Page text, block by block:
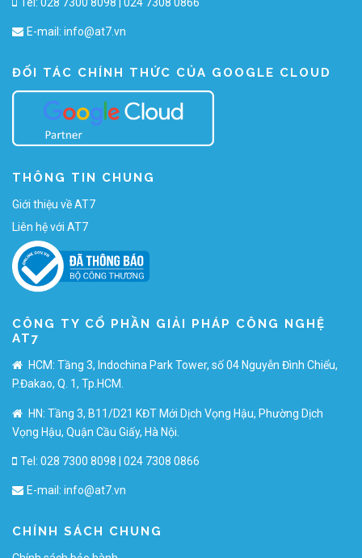
E-mail: info@at7.vn
ĐỐI TÁC CHÍNH THỨC CỦA GOOGLE CLOUD
THÔNG TIN CHUNG
Giới thiệu về AT7
Liên hệ với AT7
CÔNG TY CỔ PHẦN GIẢI PHÁP CÔNG NGHỆ
AT7
HCM: Tầng 3, Indochina Park Tower, số 04 Nguyễn Đình Chiểu,
P.Đakao, Q. 1, Tp.HCM.
HN: Tầng 3, B11/D21 KĐT Mới Dịch Vọng Hậu, Phường Dịch
Vọng Hậu, Quận Cầu Giấy, Hà Nội.
Tel: 028 7300 8098 | 024 7308 0866
E-mail: info@at7.vn
CHÍNH SÁCH CHUNG